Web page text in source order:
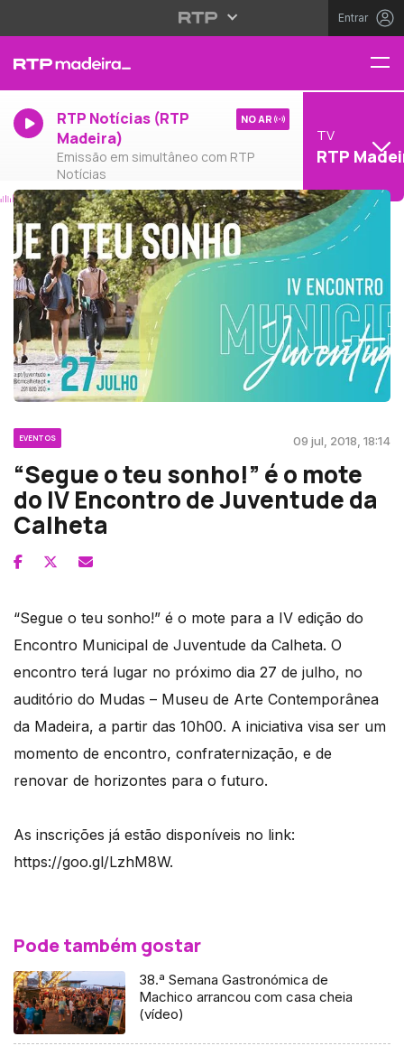
Entrar
RTP Notícias (RTP
Madeira)
Emissão em simultâneo com RTP
Notícias
NO AR
TV
RTP
EVENTOS 09 jul, 2018, 18:14
“Segue o teu sonho!” é o mote
do IV Encontro de Juventude da
Calheta
“Segue o teu sonho!” é o mote para a IV edição do
Encontro Municipal de Juventude da Calheta. O
encontro terá lugar no próximo dia 27 de julho, no
auditório do Mudas – Museu de Arte Contemporânea
da Madeira, a partir das 10h00. A iniciativa visa ser um
momento de encontro, confraternização, e de
renovar de horizontes para o futuro.
As inscrições já estão disponíveis no link:
https://goo.gl/LzhM8W.
Pode também gostar
38.ª Semana Gastronómica de
Machico arrancou com casa cheia
(vídeo)